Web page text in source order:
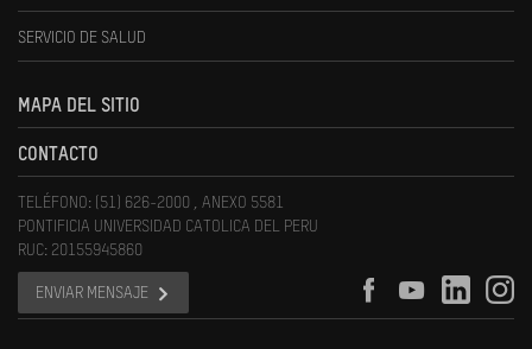
SERVICIO DE SALUD
MAPA DEL SITIO
CONTACTO
TELÉFONO: (51) 626-2000 , ANEXO 5581
PONTIFICIA UNIVERSIDAD CATOLICA DEL PERU
RUC: 20155945860
ENVIAR MENSAJE